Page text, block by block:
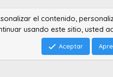
Community platform by XenForo
Advanced Forum Stats by
Park theme made by
el contenido,
usando este sitio, usted
Aceptar